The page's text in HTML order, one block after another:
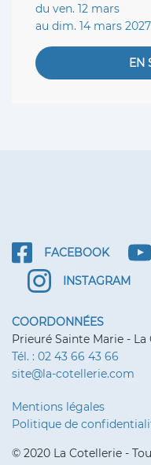
du ven. 12 mars
au dim. 14 mars 2027
EN
FACEBOOK
INSTAGRAM
COORDONNÉES
Prieuré Sainte Marie - La
Tél. : 02 43 66 43 66
site@la-cotellerie.com
Mentions légales
Politique de
© 2020 La Cotellerie -